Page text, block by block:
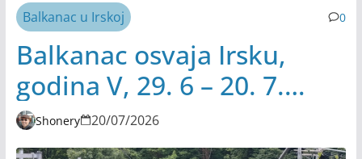
Balkanac u Irskoj 0
Balkanac osvaja Irsku,
godina V, 29. 6 – 20. 7.
2026.
Shonery 20/07/2026